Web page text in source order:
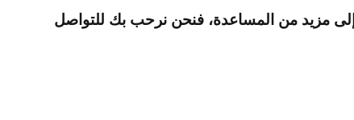
إلى مزيد من المساعدة، فنحن نرحب بك للتواصل